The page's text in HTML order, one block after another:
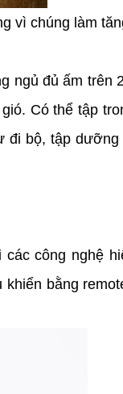
vì chúng làm
ngủ đủ ấm trên
Có thể tập
đi bộ, tập dưỡng
công nghệ
bằng